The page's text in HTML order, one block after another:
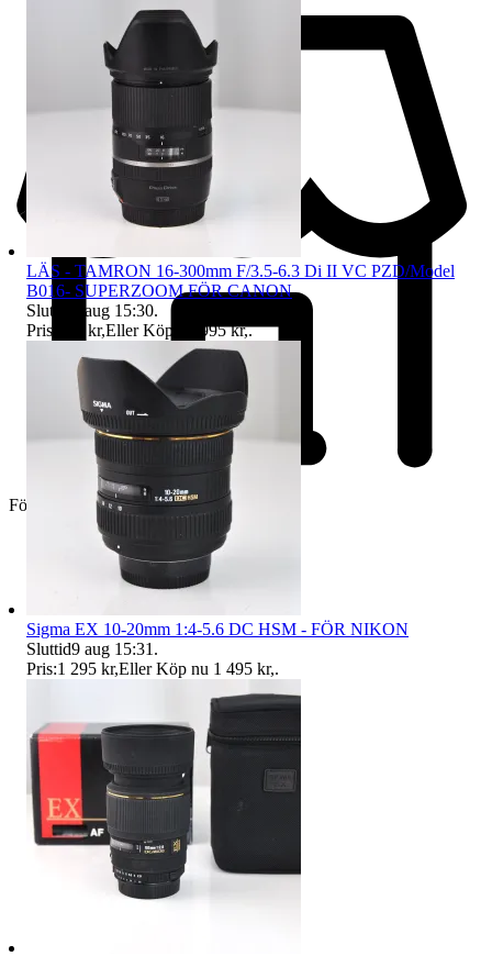
Företag
LÄS - TAMRON 16-300mm F/3.5-6.3 Di II VC PZD/Model
B016- SUPERZOOM FÖR CANON
Sluttid
9 aug 15:30.
Pris:
795 kr,Eller Köp nu 995 kr,.
Sigma EX 10-20mm 1:4-5.6 DC HSM - FÖR NIKON
Sluttid9 aug 15:31 .
Pris:1 295 kr,Eller Köp nu 1 495 kr,.